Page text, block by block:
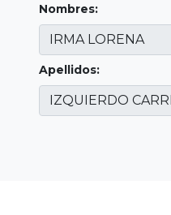
Nombres:
Apellidos: